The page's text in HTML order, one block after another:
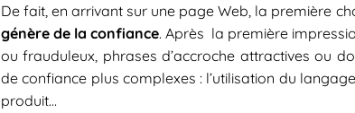
De fait, en arrivant sur une page Web, la première
génère de la confiance. Après la première
ou frauduleux, phrases d’accroche attractives ou
de confiance plus complexes : l’utilisation du
produit…